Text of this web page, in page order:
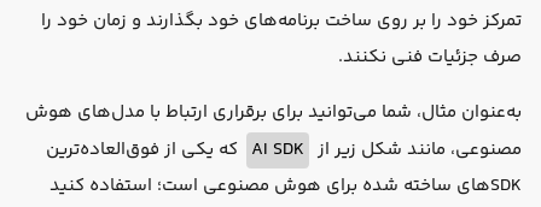
تمرکز خود را بر روی ساخت برنامه‌های خود بگذارند و زمان خود را
صرف جزئیات فنی نکنند.
به‌عنوان مثال، شما می‌توانید برای برقراری ارتباط با مدل‌های هوش
مصنوعی، مانند شکل زیر از AI SDK که یکی از فوق‌العاده‌ترین
SDKهای ساخته شده برای هوش مصنوعی است؛ استفاده کنید